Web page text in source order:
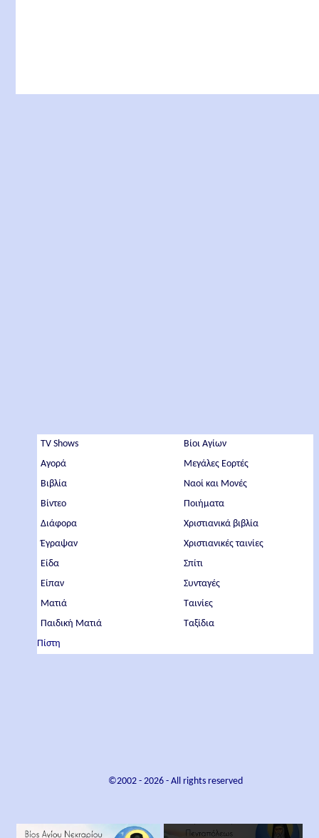
TV Shows
Αγορά
Βιβλία
Βίντεο
Διάφορα
Έγραψαν
Είδα
Είπαν
Ματιά
Παιδική Ματιά
Πίστη
Βίοι Αγίων
Μεγάλες Εορτές
Ναοί και Μονές
Ποιήματα
Χριστιανικά βιβλία
Χριστιανικές ταινίες
Σπίτι
Συνταγές
Ταινίες
Ταξίδια
©2002 - 2026- All rights reserved